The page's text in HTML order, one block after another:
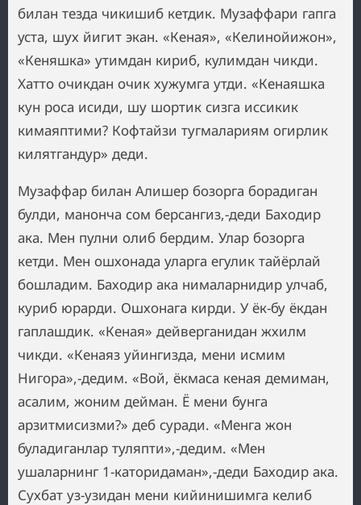
билан тезда чикишиб кетдик. Музаффари гапга
уста, шух йигит экан. «Кеная», «Келинойижон»,
«Кеняшка» утимдан кириб, кулимдан чикди.
Хатто очикдан очик хужумга утди. «Кенаяшка
кун роса исиди, шу шортик сизга иссикик
кимаяптими? Кофтайзи тугмалариям огирлик
килятгандур» деди.
Музаффар билан Алишер бозорга борадиган
булди, манонча сом берсангиз,-деди Баходир
ака. Мен пулни олиб бердим. Улар бозорга
кетди. Мен ошхонада уларга егулик тайёрлай
бошладим. Баходир ака нималарнидир улчаб,
куриб юрарди. Ошхонага кирди. У ёк-бу ёкдан
гаплашдик. «Кеная» дейверганидан жхилм
чикди. «Кенаяз уйингизда, мени исмим
Нигора»,-дедим. «Вой, ёкмаса кеная демиман,
асалим, жоним дейман. Ё мени бунга
арзитмисизми?» деб суради. «Менга жон
буладиганлар туляпти»,-дедим. «Мен
ушаларнинг 1-каторидаман»,-деди Баходир ака.
Сухбат уз-узидан мени кийинишимга келиб